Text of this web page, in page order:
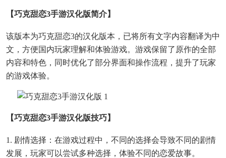
【巧克甜恋3手游汉化版简介】
该版本为巧克甜恋3的汉化版本，已将所有文字内容翻译为中
文，方便国内玩家理解和体验游戏。游戏保留了原作的全部
内容和特色，同时优化了部分界面和操作流程，提升了玩家
的游戏体验。
【巧克甜恋3手游汉化版技巧】
1. 剧情选择：在游戏过程中，不同的选择会导致不同的剧情
发展，玩家可以尝试多种选择，体验不同的恋爱故事。